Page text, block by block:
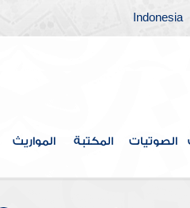
Indonesia
الصوتيات المكتبة المواريث